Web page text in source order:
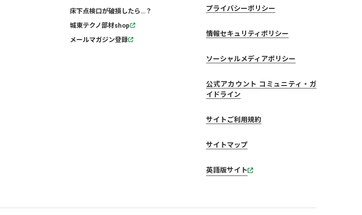
床下点検口が破損したら…？
城東テクノ部材shop
メールマガジン登録
プライバシーポリシー
情報セキュリティポリシー
ソーシャルメディアポリシー
公式アカウント コミュニティ・ガ
イドライン
サイトご利用規約
サイトマップ
英語版サイト